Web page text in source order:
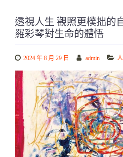
透視人生 觀照更樸拙的
羅彩琴對生命的體悟
2024 年 8 月 29 日 admin